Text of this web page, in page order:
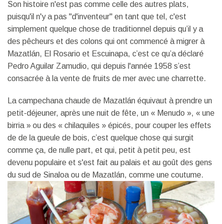
Son histoire n'est pas comme celle des autres plats,
puisqu'il n'y a pas "d'inventeur" en tant que tel, c'est
simplement quelque chose de traditionnel depuis qu’il y a
des pêcheurs et des colons qui ont commencé à migrer à
Mazatlán, El Rosario et Escuinapa, c’est ce qu’a déclaré
Pedro Aguilar Zamudio, qui depuis l'année 1958 s’est
consacrée à la vente de fruits de mer avec une charrette.
La campechana chaude de Mazatlán équivaut à prendre un
petit-déjeuner, après une nuit de fête, un « Menudo », « une
birria » ou des « chilaquiles » épicés, pour couper les effets
de de la gueule de bois, c’est quelque chose qui surgit
comme ça, de nulle part, et qui, petit à petit peu, est
devenu populaire et s'est fait au palais et au goût des gens
du sud de Sinaloa ou de Mazatlán, comme une coutume.